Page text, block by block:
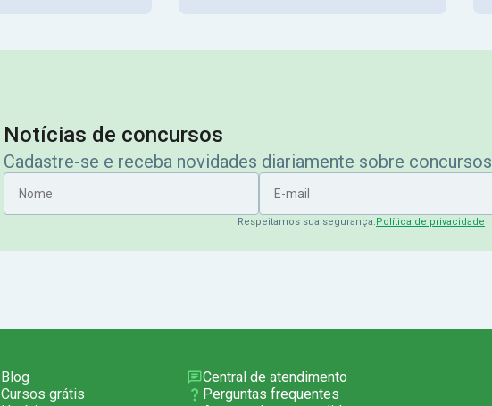
Notícias de concursos
Cadastre-se e receba novidades diariamente sobre concursos
Nome
E-mail
Respeitamos sua segurança.Política de privacidade
Blog
Cursos grátis
Central de atendimento
Perguntas frequentes